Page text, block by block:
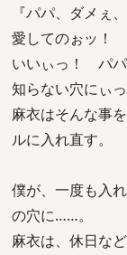
『パパ、ダメ
愛してのぉッ
いいぃっ！ パ
知らない穴にぃっ
麻衣はそんな事
ルに入れ直す。
僕が、一度も入
の穴に……。
麻衣は、休日な